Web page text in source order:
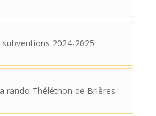
2024-2025
rando Théléthon de Brières